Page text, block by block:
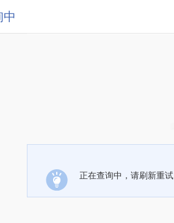
中
正在查询中，请刷新重试